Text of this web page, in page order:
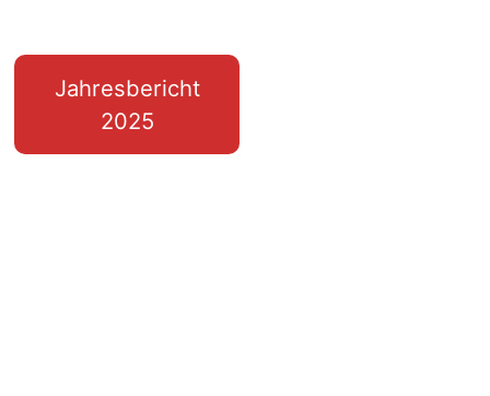
Jahresbericht
2025